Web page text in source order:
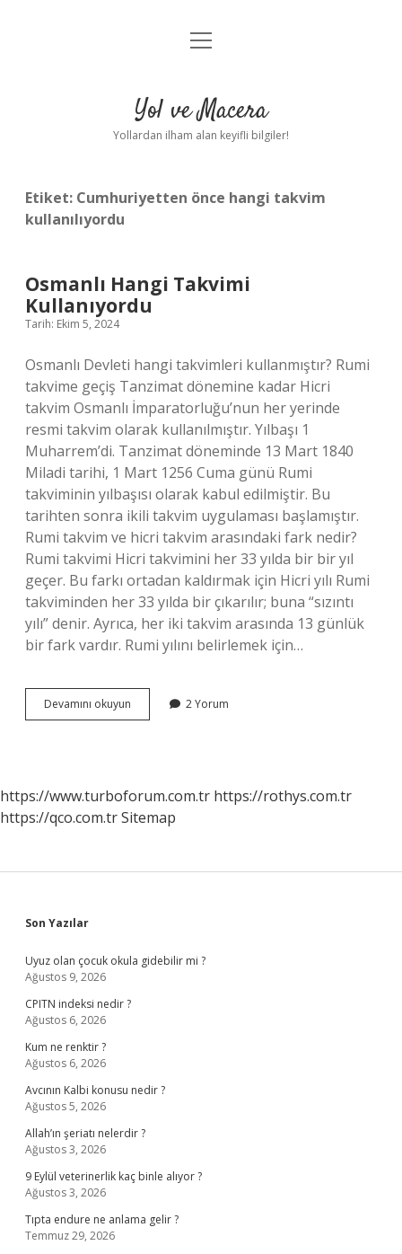
Anasayfa
Yasal Uyarı
menüyü
Yol ve Macera
Yollardan ilham alan keyifli bilgiler!
Etiket: Cumhuriyetten önce hangi takvim
kullanılıyordu
Osmanlı Hangi Takvimi
Kullanıyordu
Tarih: Ekim 5, 2024
Osmanlı Devleti hangi takvimleri kullanmıştır? Rumi
takvime geçiş Tanzimat dönemine kadar Hicri
takvim Osmanlı İmparatorluğu’nun her yerinde
resmi takvim olarak kullanılmıştır. Yılbaşı 1
Muharrem’di. Tanzimat döneminde 13 Mart 1840
Miladi tarihi, 1 Mart 1256 Cuma günü Rumi
takviminin yılbaşısı olarak kabul edilmiştir. Bu
tarihten sonra ikili takvim uygulaması başlamıştır.
Rumi takvim ve hicri takvim arasındaki fark nedir?
Rumi takvimi Hicri takvimini her 33 yılda bir bir yıl
geçer. Bu farkı ortadan kaldırmak için Hicri yılı Rumi
takviminden her 33 yılda bir çıkarılır; buna “sızıntı
yılı” denir. Ayrıca, her iki takvim arasında 13 günlük
bir fark vardır. Rumi yılını belirlemek için…
Devamını okuyun Osmanlı
Hangi
2 Yorum
https://www.turboforum.com.tr https://rothys.com.tr
https://qco.com.trSitemap
Sidebar
Son Yazılar
Uyuz olan çocuk okula gidebilir mi ?
Ağustos 9, 2026
CPITN indeksi nedir ?
Ağustos 6, 2026
Kum ne renktir ?
Ağustos 6, 2026
Avcının Kalbi konusu nedir ?
Ağustos 5, 2026
Allah’ın şeriatı nelerdir ?
Ağustos 3, 2026
9 Eylül veterinerlik kaç binle alıyor ?
Ağustos 3, 2026
Tıpta endure ne anlama gelir ?
Temmuz 29, 2026